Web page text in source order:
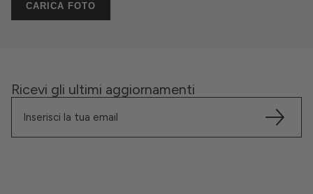
CARICA FOTO
Ricevi gli ultimi aggiornamenti